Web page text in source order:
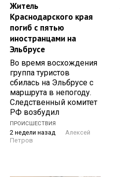
Житель
Краснодарского края
погиб с пятью
иностранцами на
Эльбрусе
Во время восхождения
группа туристов
сбилась на Эльбрусе с
маршрута в непогоду.
Следственный комитет
РФ возбудил
ПРОИСШЕСТВИЯ
2 недели назад
Алексей
Петров